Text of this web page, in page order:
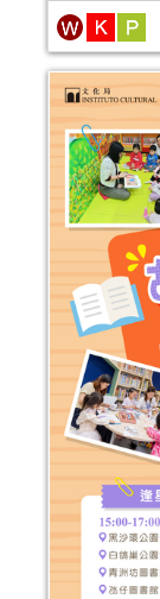
2024年“書香伴
(1-3月)
活動日期：